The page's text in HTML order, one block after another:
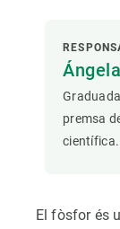
premsa
científica.
El fòsfor és